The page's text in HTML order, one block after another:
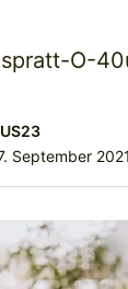
O-
September 2021